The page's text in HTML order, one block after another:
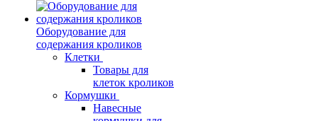
Оборудование для
содержания кроликов
Клетки
Товары для
клеток кроликов
Кормушки
Навесные